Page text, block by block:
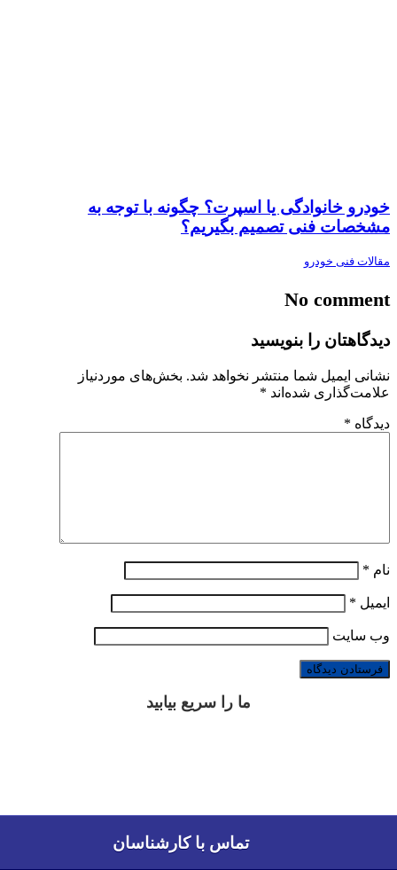
خودرو خانوادگی یا اسپرت؟ چگونه با توجه به
مشخصات فنی تصمیم بگیریم؟
مقالات فنی خودرو
No comment
دیدگاهتان را بنویسید
نشانی ایمیل شما منتشر نخواهد شد. بخش‌های موردنیاز
علامت‌گذاری شده‌اند *
دیدگاه *
نام *
ایمیل *
وب‌ سایت
ما را سریع بیابید
تماس با کارشناسان
تماس با کارشناسان